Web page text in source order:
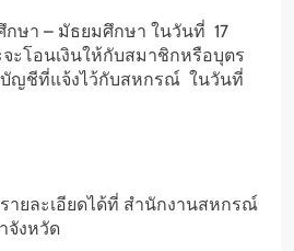
กษา – มัธยมศึกษา ในวันที่ 17
ะโอนเงินให้กับสมาชิกหรือบุตร
ญชีที่แจ้งไว้กับสหกรณ์ ในวันที่
ายละเอียดได้ที่ สำนักงานสหกรณ์
จังหวัด